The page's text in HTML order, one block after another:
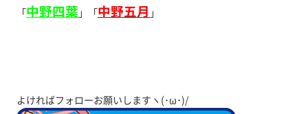
「中野四葉 」「中野五月 」
よければフォローお願いしますヽ(･ω･)/